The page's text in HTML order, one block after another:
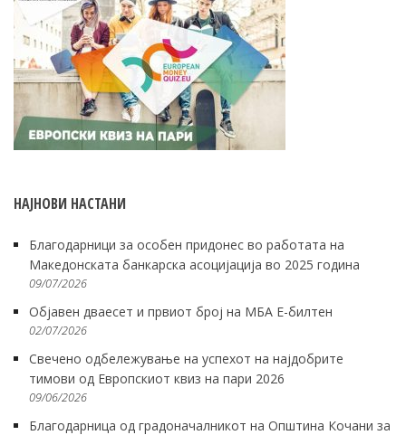
НАЈНОВИ НАСТАНИ
Благодарници за особен придонес во работата на
Македонската банкарска асоцијација во 2025 година
09/07/2026
Објавен дваесет и првиот број на МБА Е-билтен
02/07/2026
Свечено одбележување на успехот на најдобрите
тимови од Европскиот квиз на пари 2026
09/06/2026
Благодарница од градоначалникот на Општина Кочани за